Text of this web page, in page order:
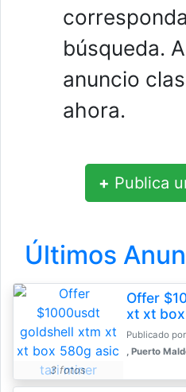
búsqueda.
anuncio
ahora.
+ Publica
Últimos
3 fotos
Offer
xt xt
Publicado por
, Puerto